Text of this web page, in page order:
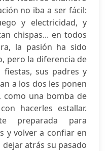
no iba a ser fácil:
y electricidad, y
chispas... en todos
la pasión ha sido
pero la diferencia de
fiestas, sus padres y
a los dos les ponen
como una bomba de
hacerles estallar.
preparada para
y volver a confiar en
dejar atrás su pasado